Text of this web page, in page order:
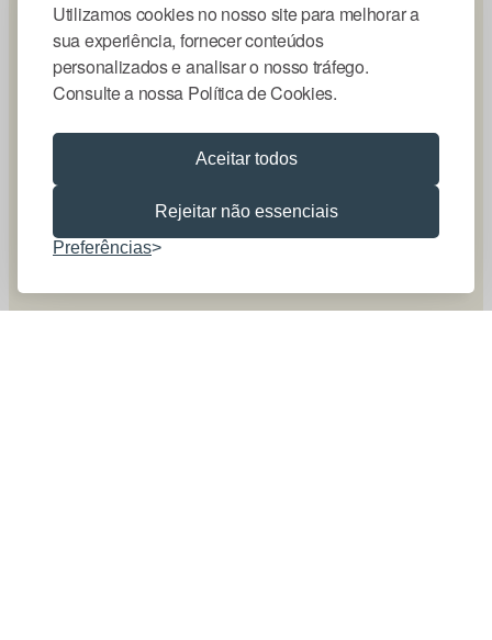
Utilizamos cookies no nosso site para melhorar a
sua experiência, fornecer conteúdos
personalizados e analisar o nosso tráfego.
Consulte a nossa Política de Cookies.
Aceitar todos
Rejeitar não essenciais
Preferências